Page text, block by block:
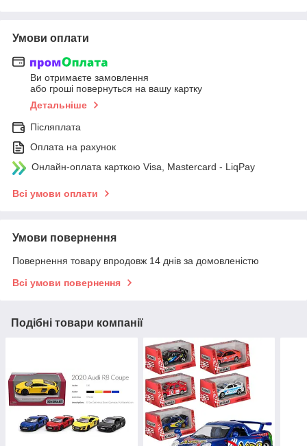
Умови оплати
Ви отримаєте замовлення
або гроші повернуться на вашу картку
Детальніше
Післяплата
Оплата на рахунок
Онлайн-оплата карткою Visa, Mastercard - LiqPay
Всі умови оплати
Умови повернення
Повернення товару впродовж 14 днів за домовленістю
Всі умови повернення
Подібні товари компанії